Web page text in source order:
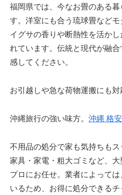
福岡県では、今なお畳のある
す。洋室にも合う琉球畳などモ
イグサの香りや断熱性を活か
れています。伝統と現代が融
感してください。
お引越しや急な荷物運搬にも対
沖縄旅行の強い味方。 沖縄 格
不用品の処分で家も気持ちもス
家具・家電・粗大ゴミなど、
プロにお任せ。業者によって
いるため、お得に処分できる